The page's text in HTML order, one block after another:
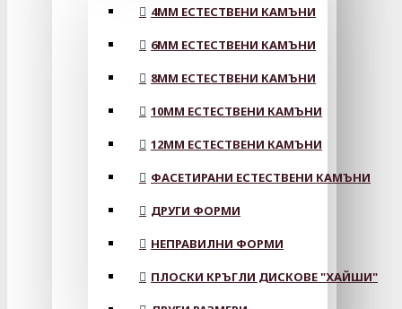
4MM ЕСТЕСТВЕНИ КАМЪНИ
6MM ЕСТЕСТВЕНИ КАМЪНИ
8MM ЕСТЕСТВЕНИ КАМЪНИ
10MM ЕСТЕСТВЕНИ КАМЪНИ
12MM ЕСТЕСТВЕНИ КАМЪНИ
ФАСЕТИРАНИ ЕСТЕСТВЕНИ КАМЪНИ
ДРУГИ ФОРМИ
НЕПРАВИЛНИ ФОРМИ
ПЛОСКИ КРЪГЛИ ДИСКОВЕ "ХАЙШИ"